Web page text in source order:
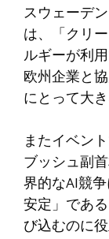
スウェーデ
は、「クリ
ルギーが利
欧州企業と
にとって大
またイベン
ブッシュ副
界的なAI競
安定」であ
び込むのに